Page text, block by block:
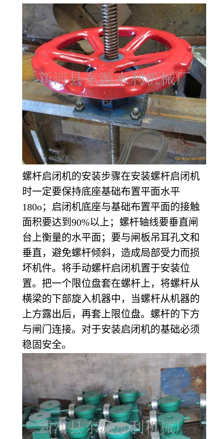
螺杆启闭机的安装步骤在安装螺杆启闭机
时一定要保持底座基础布置平面水平
180o；启闭机底座与基础布置平面的接触
面积要达到90%以上；螺杆轴线要垂直闸
台上衡量的水平面；要与闸板吊耳孔文和
垂直，避免螺杆倾斜，造成局部受力而损
坏机件。将手动螺杆启闭机置于安装位
置。把一个限位盘套在螺杆上，将螺杆从
横梁的下部旋入机器中，当螺杆从机器的
上方露出后，再套上限位盘。螺杆的下方
与闸门连接。对于安装启闭机的基础必须
稳固安全。